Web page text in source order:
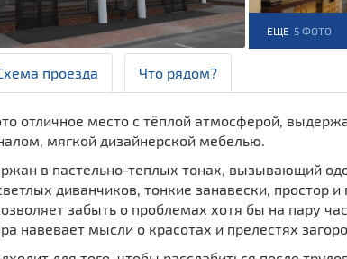
ЕЩЕ 5 ФОТО
проезда Что рядом?
отличное место с тёплой атмосферой,
мягкой дизайнерской мебелью.
в пастельно-теплых тонах, вызывающий
диванчиков, тонкие занавески, простор
забыть о проблемах хотя бы на пару
навевает мысли о красотах и прелестях